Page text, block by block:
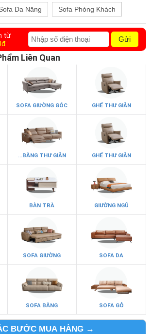
Đa Năng Sofa Phòng Khách
từ
Gửi
Liên Quan
SOFA GIƯỜNG GÓC GHẾ THƯ GIÃN
...BĂNG THƯ GIÃN GHẾ THƯ GIÃN
BÀN TRÀ GIƯỜNG NGỦ
SOFA GIƯỜNG SOFA DA
SOFA BĂNG SOFA GỖ
BƯỚC MUA HÀNG →